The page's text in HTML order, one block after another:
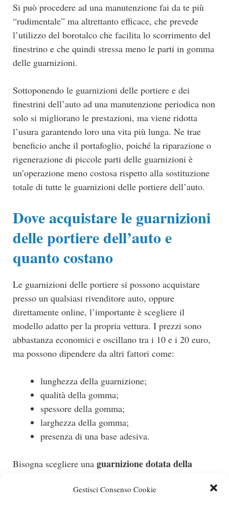
Gestisci Consenso Cookie
Si può procedere ad una manutenzione fai da te più
“rudimentale” ma altrettanto efficace, che prevede
l’utilizzo del borotalco che facilita lo scorrimento del
finestrino e che quindi stressa meno le parti in gomma
delle guarnizioni.
Sottoponendo le guarnizioni delle portiere e dei
finestrini dell’auto ad una manutenzione periodica non
solo si migliorano le prestazioni, ma viene ridotta
l’usura garantendo loro una vita più lunga. Ne trae
beneficio anche il portafoglio, poiché la riparazione o
rigenerazione di piccole parti delle guarnizioni è
un’operazione meno costosa rispetto alla sostituzione
totale di tutte le guarnizioni delle portiere dell’auto.
Dove acquistare le guarnizioni
delle portiere dell’auto e
quanto costano
Le guarnizioni delle portiere si possono acquistare
presso un qualsiasi rivenditore auto, oppure
direttamente online, l’importante è scegliere il
modello adatto per la propria vettura. I prezzi sono
abbastanza economici e oscillano tra i 10 e i 20 euro,
ma possono dipendere da altri fattori come:
lunghezza della guarnizione;
qualità della gomma;
spessore della gomma;
larghezza della gomma;
presenza di una base adesiva.
Bisogna scegliere una guarnizione dotata della
qualsiasi tipologia di veicolo: dallecity car